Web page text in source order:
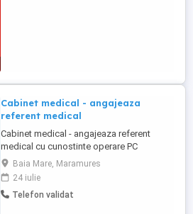
Cabinet medical - angajeaza
referent medical
Cabinet medical - angajeaza referent
medical cu cunostinte operare PC
Baia Mare, Maramures
24 iulie
Telefon validat